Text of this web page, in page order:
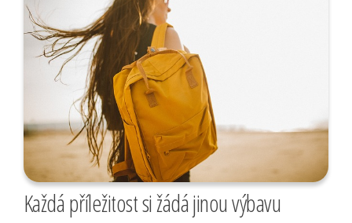
Každá příležitost si žádá jinou výbavu